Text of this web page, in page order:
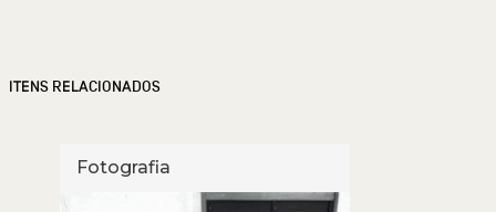
ITENS RELACIONADOS
Fotografia